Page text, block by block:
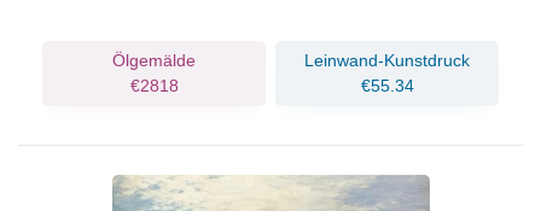
Ölgemälde
€2818
Leinwand-Kunstdruck
€55.34